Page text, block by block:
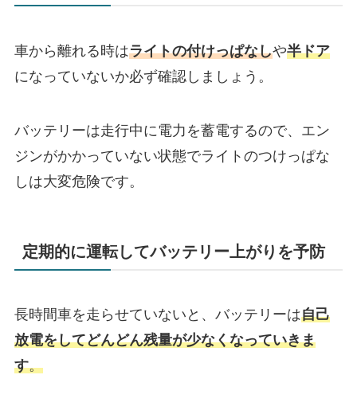
車から離れる時はライトの付けっぱなしや半ドア
になっていないか必ず確認しましょう。
バッテリーは走行中に電力を蓄電するので、エン
ジンがかかっていない状態でライトのつけっぱな
しは大変危険です。
定期的に運転してバッテリー上がりを予防
長時間車を走らせていないと、バッテリーは自己
放電をしてどんどん残量が少なくなっていきま
す。